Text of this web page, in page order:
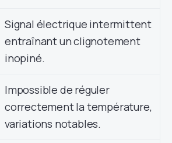
Signal électrique intermittent
entraînant un clignotement
inopiné.
Impossible de réguler
correctement la température,
variations notables.